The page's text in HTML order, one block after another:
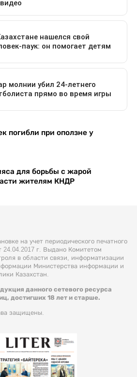
погибли при оползне у
для борьбы с жарой
жителям КНДР
на учет периодического печатного
г. Выдано Комитетом
в области связи, информатизации
Министерства информации и
Казахстан.
данного сетевого ресурса
достигших 18 лет и старше.
защищены.